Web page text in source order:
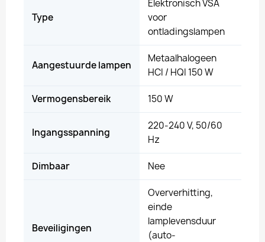
Type
Elektronisch VSA
voor
ontladingslampen
Aangestuurde lampen
Metaalhalogeen
HCI / HQI 150 W
Vermogensbereik 150 W
Ingangsspanning
220-240 V, 50/60
Hz
Dimbaar Nee
Beveiligingen
Oververhitting,
einde
lamplevensduur
(auto-